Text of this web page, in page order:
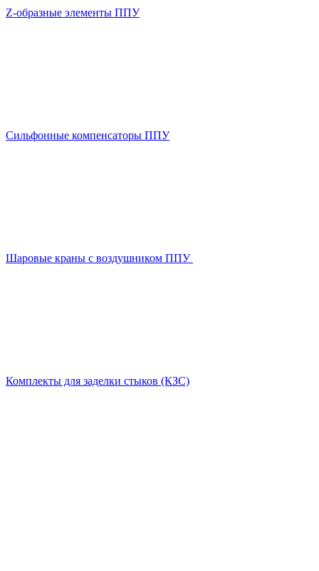
Z-образные элементы ППУ
Сильфонные компенсаторы ППУ
Шаровые краны с воздушником ППУ
Комплекты для заделки стыков (КЗС)